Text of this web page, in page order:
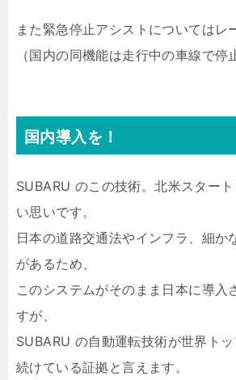
また緊急停止アシストについてはレ
（国内の同機能は走行中の車線で停
国内導入を！
SUBARU のこの技術。北米スター
い思いです。
日本の道路交通法やインフラ、細か
があるため、
このシステムがそのまま日本に導入
すが、
SUBARU の自動運転技術が世界ト
続けている証拠と言えます。